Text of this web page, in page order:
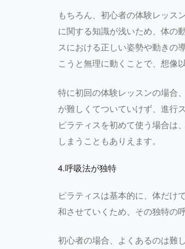
もちろん、初心者の体験レッス
に関する知識が浅いため、体の
スにおける正しい姿勢や動きの
こうと無理に動くことで、想像
特に初回の体験レッスンの場合
が難しくてついていけず、進行
ピラティスを初めて使う場合は
しまうこともありえます。
4.呼吸法が独特
ピラティスは基本的に、体だけ
和させていくため、その独特の
初心者の場合、よくあるのは難